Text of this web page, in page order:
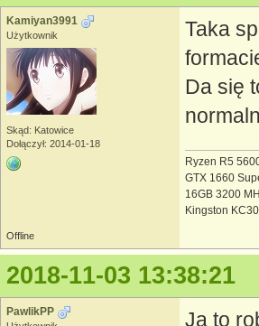
Kamiyan3991
Użytkownik
Skąd: Katowice
Dołączył: 2014-01-18
Taka
Da się
Ryzen R5
GTX 1660
16GB 3200
Kingston
Offline
2018-11-03 13:38:21
PawlikPP
Ja to